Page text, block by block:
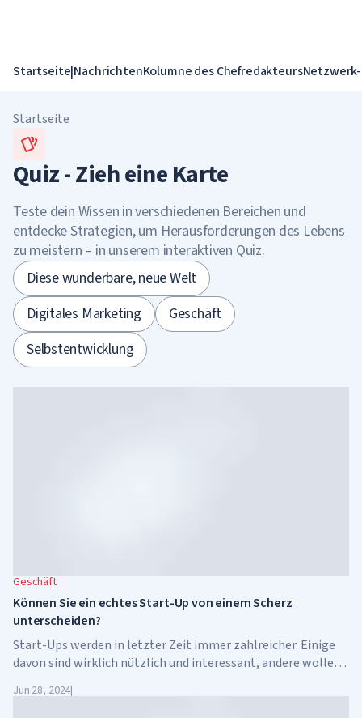
Startseite|NachrichtenKolumne des Chefredakteurs
Startseite
Quiz - Zieh eine Karte
Teste dein Wissen in verschiedenen Bereichen und
entdecke Strategien, um Herausforderungen des Lebens
zu meistern – in unserem interaktiven Quiz.
Diese wunderbare, neue Welt
Digitales Marketing
Geschäft
Selbstentwicklung
Geschäft
Können Sie ein echtes Start-Up von einem Scherz
unterscheiden?
Start-Ups werden in letzter Zeit immer zahlreicher. Einige
davon sind wirklich nützlich und interessant, andere wollen
Jun 28, 2024|